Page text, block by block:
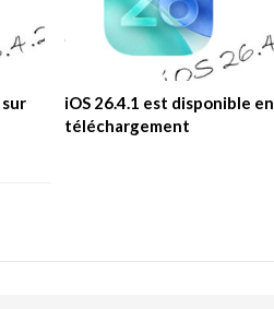
iOS 26.4.1 est disponible en
téléchargement